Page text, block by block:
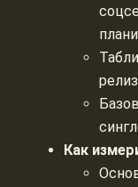
Как